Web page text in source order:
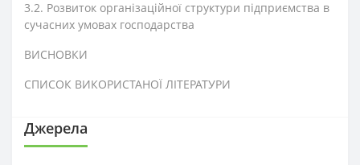
3.2. Розвиток організаційної структури підприємства в
сучасних умовах господарства
ВИСНОВКИ
СПИСОК ВИКОРИСТАНОЇ ЛІТЕРАТУРИ
Джерела